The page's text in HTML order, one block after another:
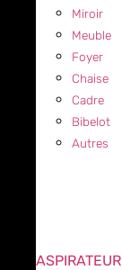
Miroir
Meuble
Foyer
Chaise
Cadre
Bibelot
Autres
ASPIRATEUR